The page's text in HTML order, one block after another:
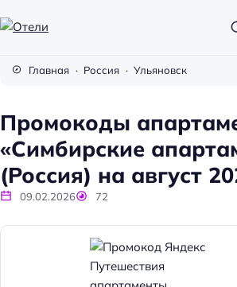
и
Главная Россия Ульяновск
Промокоды
«Симбирские
(Россия) на август
09.02.2026 72